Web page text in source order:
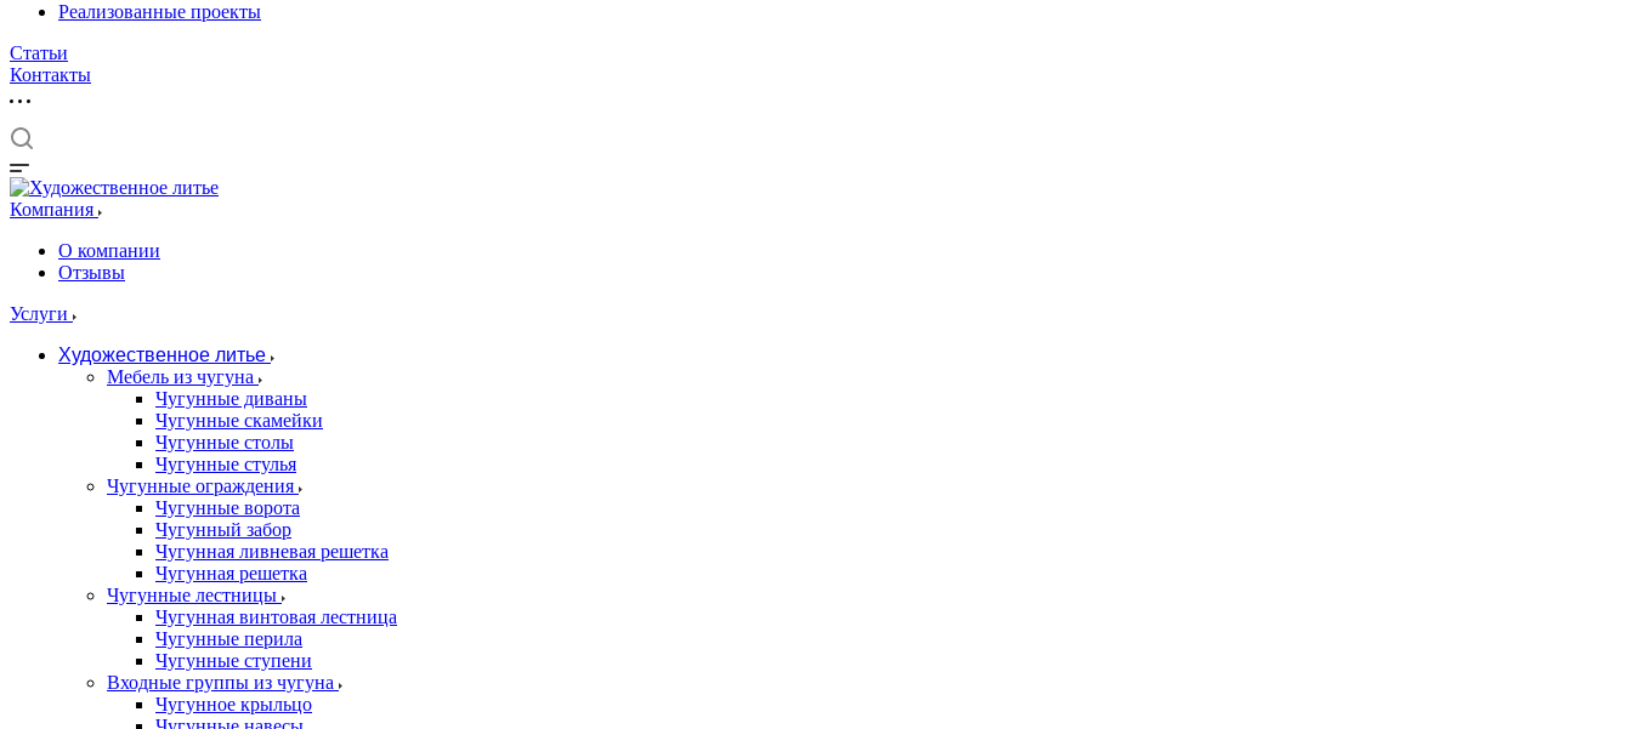
Реализованные проекты
Статьи
Контакты
Компания
О компании
Отзывы
Услуги
Художественное литье
Мебель из чугуна
Чугунные диваны
Чугунные скамейки
Чугунные столы
Чугунные стулья
Чугунные ограждения
Чугунные ворота
Чугунный забор
Чугунная ливневая решетка
Чугунная решетка
Чугунные лестницы
Чугунная винтовая лестница
Чугунные перила
Чугунные ступени
Входные группы из чугуна
Чугунное крыльцо